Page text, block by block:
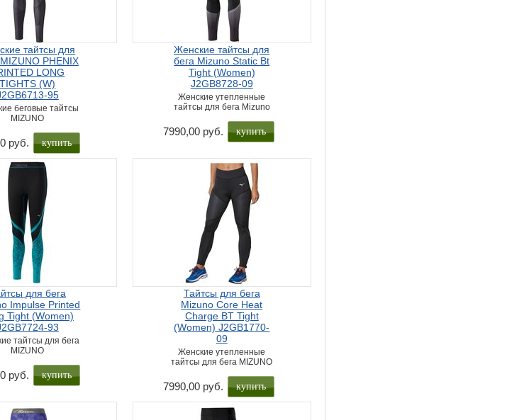
тайтсы для
PHENIX
LONG
TIGHTS (W)
95
беговые тайтсы
MIZUNO
руб. купить
Женские тайтсы для
бега Mizuno Static Bt
Tight (Women)
J2GB8728-09
Женские утепленные
тайтсы для бега Mizuno
7990,00 руб. купить
для бега
Impulse Printed
Tight (Women)
93
тайтсы для бега
MIZUNO
руб. купить
Тайтсы для бега
Mizuno Core Heat
Charge BT Tight
(Women) J2GB1770-
09
Женские утепленные
тайтсы для бега MIZUNO
7990,00 руб. купить